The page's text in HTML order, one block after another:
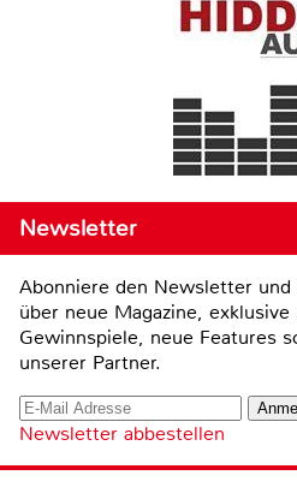
Newsletter
Abonniere den Newsletter
über neue Magazine, exklusive
Gewinnspiele, neue Features
unserer Partner.
Newsletter abbestellen